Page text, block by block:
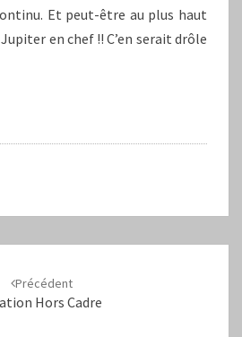
Et peut-être au plus haut
en chef !! C’en serait drôle
Précédent
Hors Cadre